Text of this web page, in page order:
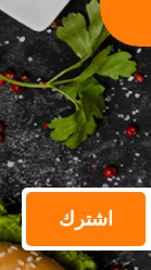
اشترك